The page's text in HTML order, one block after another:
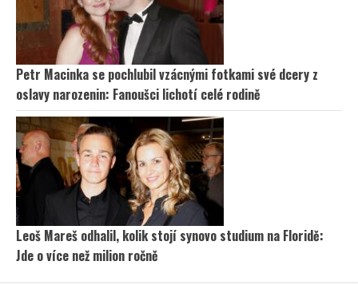
Petr Macinka se pochlubil vzácnými fotkami své dcery z
oslavy narozenin: Fanoušci lichotí celé rodině
Leoš Mareš odhalil, kolik stojí synovo studium na Floridě:
Jde o více než milion ročně